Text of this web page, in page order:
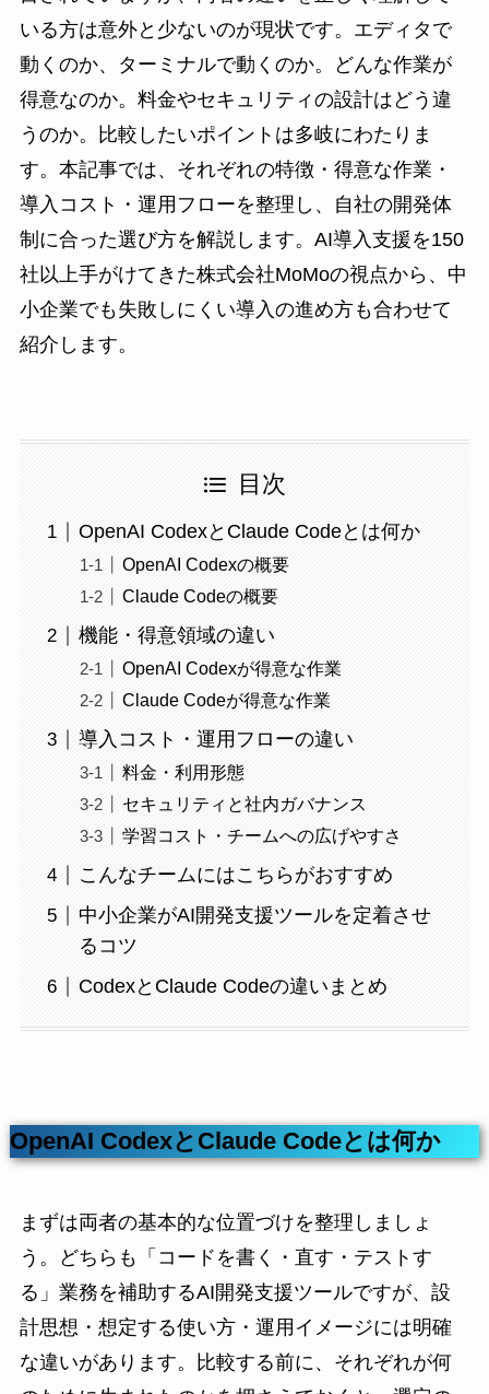
いる方は意外と少ないのが現状です。エディタで
動くのか、ターミナルで動くのか。どんな作業が
得意なのか。料金やセキュリティの設計はどう違
うのか。比較したいポイントは多岐にわたりま
す。本記事では、それぞれの特徴・得意な作業・
導入コスト・運用フローを整理し、自社の開発体
制に合った選び方を解説します。AI導入支援を150
社以上手がけてきた株式会社MoMoの視点から、中
小企業でも失敗しにくい導入の進め方も合わせて
紹介します。
目次
OpenAI CodexとClaude Codeとは何か
OpenAI Codexの概要
Claude Codeの概要
機能・得意領域の違い
OpenAI Codexが得意な作業
Claude Codeが得意な作業
導入コスト・運用フローの違い
料金・利用形態
セキュリティと社内ガバナンス
学習コスト・チームへの広げやすさ
こんなチームにはこちらがおすすめ
中小企業がAI開発支援ツールを定着させ
るコツ
CodexとClaude Codeの違いまとめ
OpenAI CodexとClaude Codeとは何か
まずは両者の基本的な位置づけを整理しましょ
う。どちらも「コードを書く・直す・テストす
る」業務を補助するAI開発支援ツールですが、設
計思想・想定する使い方・運用イメージには明確
な違いがあります。比較する前に、それぞれが何